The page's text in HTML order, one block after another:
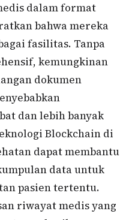
dalam format
bahwa mereka
fasilitas. Tanpa
kemungkinan
dokumen
dan lebih banyak
Blockchain di
dapat membantu
data untuk
pasien tertentu.
riwayat medis yang